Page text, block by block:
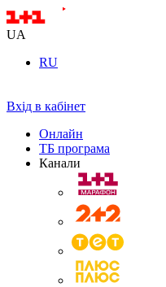
UA
RU
Вхід в кабінет
Онлайн
ТБ програма
Канали